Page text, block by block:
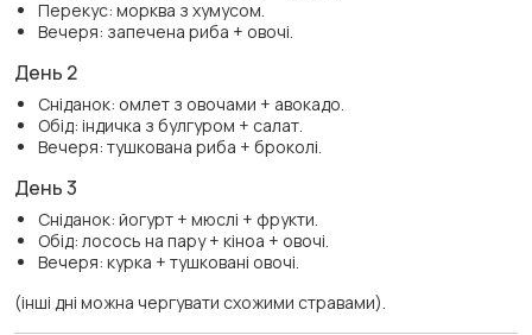
Перекус: морква з хумусом.
Вечеря: запечена риба + овочі.
День 2
Сніданок: омлет з овочами + авокадо.
Обід: індичка з булгуром + салат.
Вечеря: тушкована риба + броколі.
День 3
Сніданок: йогурт + мюслі + фрукти.
Обід: лосось на пару + кіноа + овочі.
Вечеря: курка + тушковані овочі.
(інші дні можна чергувати схожими стравами).